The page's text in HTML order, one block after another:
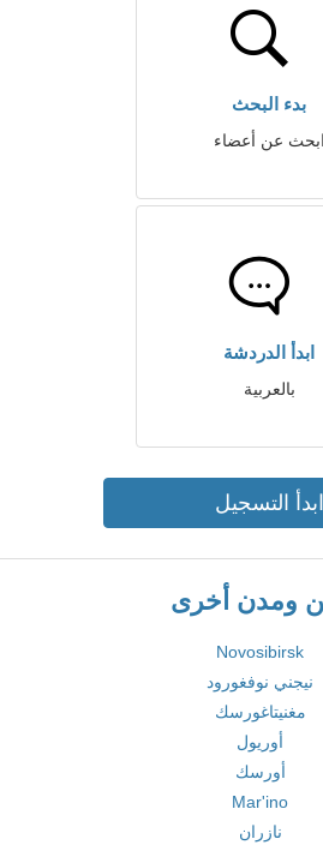
بدء البحث
ابحث عن أعضاء
ابدأ الدردشة
بالعربية
ابدأ التسجيل
ومدن أخرى
Novosibirsk
نيجني نوفغورود
مغنيتاغورسك
أوريول
أورسك
Mar'ino
نازران